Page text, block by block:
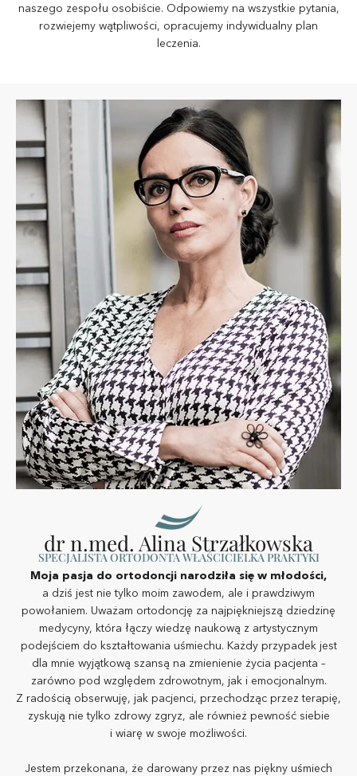
naszego zespołu osobiście. Odpowiemy na wszystkie pytania,
rozwiejemy wątpliwości, opracujemy indywidualny plan
leczenia.
dr n.med. Alina Strzałkowska
SPECJALISTA ORTODONTA WŁAŚCICIELKA PRAKTYKI
Moja pasja do ortodoncji narodziła się w młodości,
a dziś jest nie tylko moim zawodem, ale i prawdziwym
powołaniem. Uważam ortodoncję za najpiękniejszą dziedzinę
medycyny, która łączy wiedzę naukową z artystycznym
podejściem do kształtowania uśmiechu. Każdy przypadek jest
dla mnie wyjątkową szansą na zmienienie życia pacjenta –
zarówno pod względem zdrowotnym, jak i emocjonalnym.
Z radością obserwuję, jak pacjenci, przechodząc przez terapię,
zyskują nie tylko zdrowy zgryz, ale również pewność siebie
i wiarę w swoje możliwości.
Jestem przekonana, że darowany przez nas piękny uśmiech